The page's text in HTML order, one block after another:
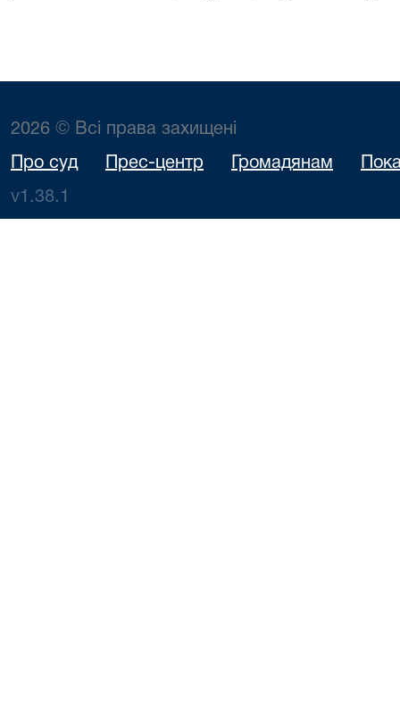
2026 © Всі права захищені
Про суд Прес-центр Громадянам
v1.38.1